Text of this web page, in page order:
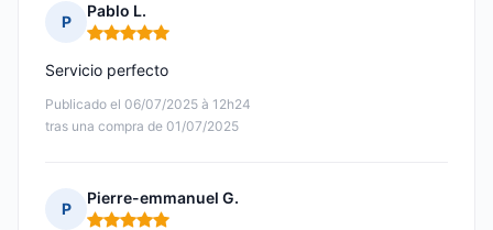
P
Pablo L.
Nota: 5 de 5
Publicado el 06/07/2025 à 12h24
tras una compra de 01/07/2025
Servicio perfecto
P
Pierre-emmanuel G.